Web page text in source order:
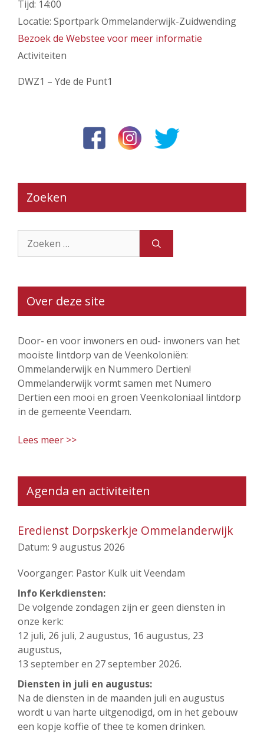
Tijd: 14:00
Locatie: Sportpark Ommelanderwijk-Zuidwending
Bezoek de Webstee voor meer informatie
Activiteiten
DWZ1 – Yde de Punt1
Zoeken
naar:
Over deze site
Door- en voor inwoners en oud- inwoners van het
mooiste lintdorp van de Veenkoloniën:
Ommelanderwijk en Nummero Dertien!
Ommelanderwijk vormt samen met Numero
Dertien een mooi en groen Veenkoloniaal lintdorp
in de gemeente Veendam.
Lees meer >>
Agenda en activiteiten
Eredienst Dorpskerkje Ommelanderwijk
Datum: 9 augustus 2026
Voorganger: Pastor Kulk uit Veendam
Info Kerkdiensten:
De volgende zondagen zijn er geen diensten in
onze kerk:
12 juli, 26 juli, 2 augustus, 16 augustus, 23
augustus,
13 september en 27 september 2026.
Diensten in juli en augustus:
Na de diensten in de maanden juli en augustus
wordt u van harte uitgenodigd, om in het gebouw
een kopje koffie of thee te komen drinken.